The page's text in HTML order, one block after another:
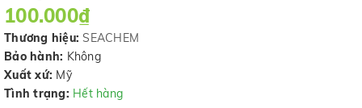
100.000₫
Thương hiệu: SEACHEM
Bảo hành: Không
Xuất xứ: Mỹ
Tình trạng: Hết hàng